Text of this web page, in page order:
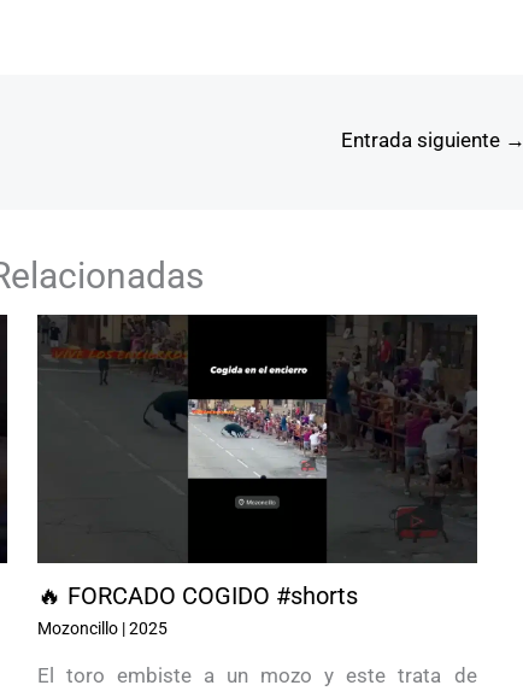
Entrada siguiente →
🔥 FORCADO COGIDO #shorts
Mozoncillo|2025
El toro embiste a un mozo y este trata de